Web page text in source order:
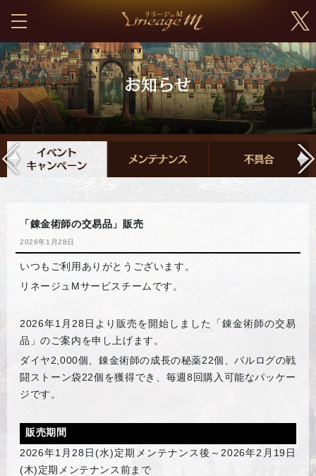
「錬金術師の交易品」販売
2026年1月28日
いつもご利用ありがとうございます。
リネージュMサービスチームです。
2026年1月28日より販売を開始しました「錬金術師の交易
品」のご案内を申し上げます。
ダイヤ2,000個、錬金術師の成長の秘薬22個、バルログの戦
闘ストーン袋22個を獲得でき、毎週8回購入可能なパッケー
ジです。
販売期間
2026年1月28日(水)定期メンテナンス後～2026年2月19日
(木)定期メンテナンス前まで